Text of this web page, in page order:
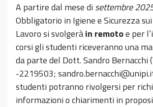
A partire dal mese disettembre
Obbligatorio in Igiene e Sicurezza
Lavoro si svolgeràin remotoe per
corsi gli studenti riceveranno una
da parte del Dott. Sandro Bernacchi
-2219503;
studenti potranno rivolgersi per
informazioni o chiarimenti in